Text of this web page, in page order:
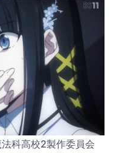
科高校2製作委員会